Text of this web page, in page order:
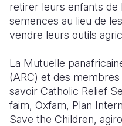
retirer leurs enfants de
semences au lieu de
vendre leurs outils
La Mutuelle
(ARC) et des membres
savoir Catholic Relief
faim, Oxfam, Plan
Save the Children,